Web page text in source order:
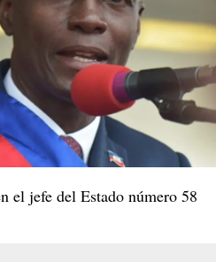
el jefe del Estado número 58